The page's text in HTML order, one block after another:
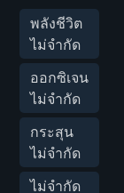
พลังชีวิต
ไม่จำกัด
ออกซิเจน
ไม่จำกัด
กระสุน
ไม่จำกัด
ไม่จำกัด